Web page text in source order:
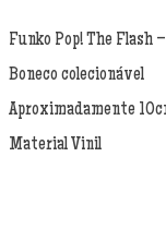
Funko Pop! The Flash
Boneco colecionável
Aproximadamente
Material Vinil